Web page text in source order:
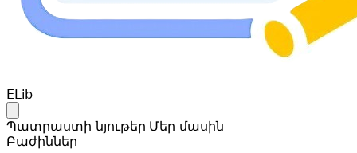
Your Company
ELib
Պատրաստի նյութեր Մեր մասին
Բաժիններ